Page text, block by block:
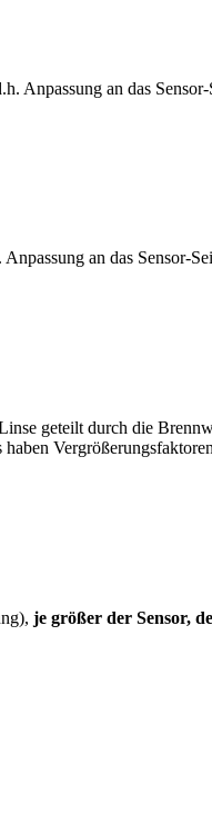
Anpassung an das
an das Sensor-
geteilt durch die
je größer der Sensor,